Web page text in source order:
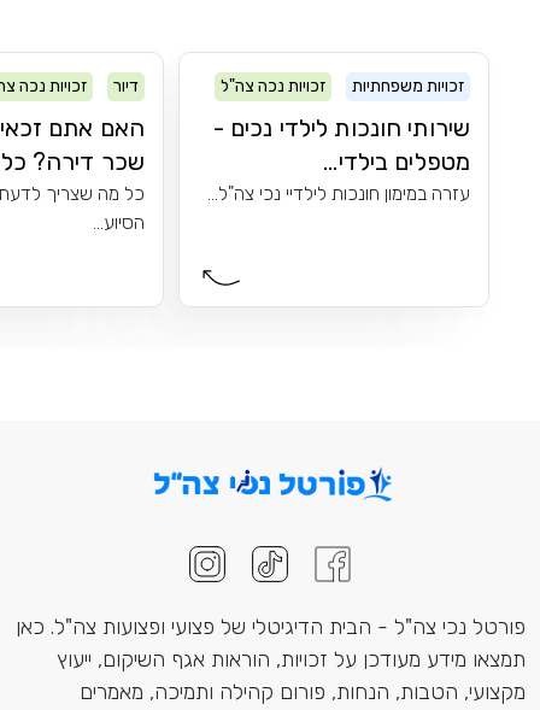
זכויות משפחתיות זכויות נכה צה"ל
שירותי חונכות לילדי נכים -
מטפלים בילדי...
עזרה במימון חונכות לילדיי נכי צה"ל...
דיור זכויות נכה
האם אתם
שכר דירה?
כל מה שצריך
הסיוע...
פורטל נכי צה"ל - הבית הדיגיטלי של פצועי ופצועות צה"ל. כאן
תמצאו מידע מעודכן על זכויות, הוראות אגף השיקום, ייעוץ
מקצועי, הטבות, הנחות, פורום קהילה ותמיכה, מאמרים